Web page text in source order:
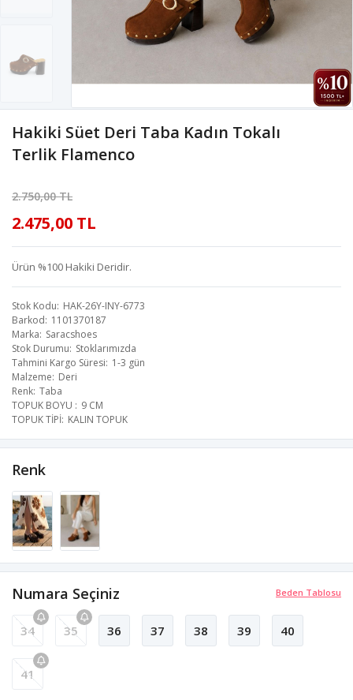
Hakiki Süet Deri Taba Kadın Tokalı
Terlik Flamenco
2.750,00 TL
2.475,00 TL
Ürün %100 Hakiki Deridir.
Stok Kodu HAK-26Y-INY-6773
Barkod 1101370187
Marka Saracshoes
Stok Durumu Stoklarımızda
Tahmini Kargo Süresi 1-3 gün
Malzeme Deri
Renk Taba
TOPUK BOYU
9 CM
TOPUK TİPİ KALIN TOPUK
Renk
Beden Tablosu
Numara Seçiniz
34 35 36 37 38 39 40
41